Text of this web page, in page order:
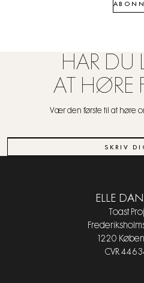
HAR DU
AT HØRE
Vær den første til at høre
SKRIV
ELLE
Toast
1220
CVR